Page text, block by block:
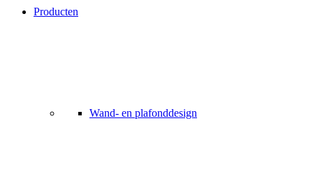
Producten
Wand- en plafonddesign